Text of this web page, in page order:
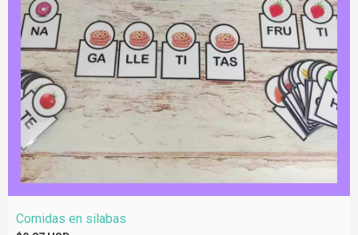
Comidas en silabas